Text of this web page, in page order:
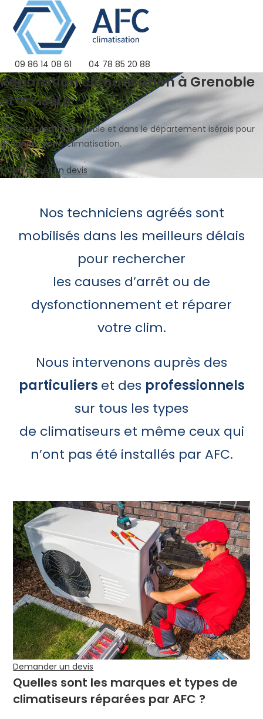
content
09 86 14 08 61 04 78 85 20 88
Réparation climatisation à Grenoble
et en Isère
AFC intervient à Grenoble et dans le département isérois pour
dépanner votre climatisation.
> Demander un devis
Nos techniciens agréés sont
mobilisés dans les meilleurs délais
pour rechercher
les causes d’arrêt ou de
dysfonctionnement et réparer
votre clim.
Nous intervenons auprès des
particuliers et des professionnels
sur tous les types
de climatiseurs et même ceux qui
n’ont pas été installés par AFC.
Demander un devis
Quelles sont les marques et types de
climatiseurs réparées par AFC ?